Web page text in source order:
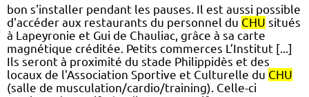
bon s'installer pendant les pauses. Il est aussi possible
d'accéder aux restaurants du personnel du CHU situés
à Lapeyronie et Gui de Chauliac, grâce à sa carte
magnétique créditée. Petits commerces L’Institut [...]
Ils seront à proximité du stade Philippidès et des
locaux de l'Association Sportive et Culturelle du CHU
(salle de musculation/cardio/training). Celle-ci